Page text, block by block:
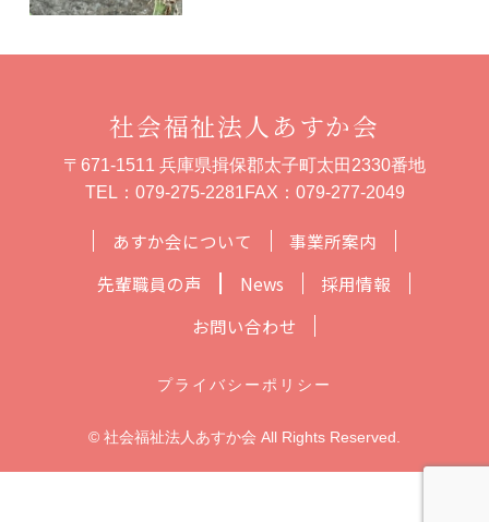
あすか会について
事業所案内
先輩職員の声
News
採用情報
お問い合わせ
社会福祉法人あすか会
〒671-1511 兵庫県揖保郡太子町太田2330番地
TEL： 079-275-2281FAX：079-277-2049
プライバシーポリシー
© 社会福祉法人あすか会 All Rights Reserved.